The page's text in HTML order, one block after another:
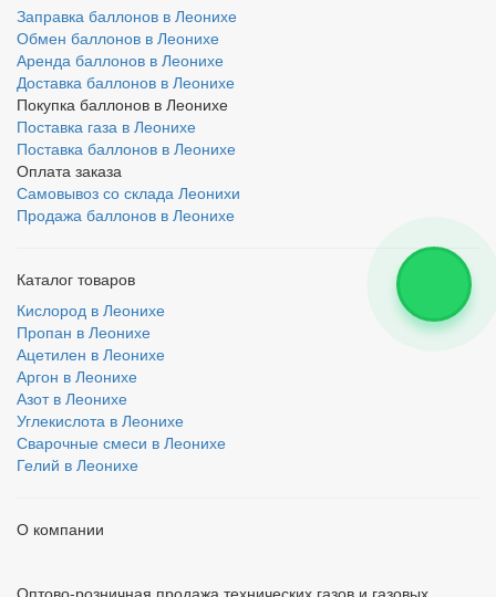
Заправка баллонов в Леонихе
Обмен баллонов в Леонихе
Аренда баллонов в Леонихе
Доставка баллонов в Леонихе
Покупка баллонов в Леонихе
Поставка газа в Леонихе
Поставка баллонов в Леонихе
Оплата заказа
Самовывоз со склада Леонихи
Продажа баллонов в Леонихе
Каталог товаров
Кислород в Леонихе
Пропан в Леонихе
Ацетилен в Леонихе
Аргон в Леонихе
Азот в Леонихе
Углекислота в Леонихе
Сварочные смеси в Леонихе
Гелий в Леонихе
О компании
Оптово-розничная продажа технических газов и газовых